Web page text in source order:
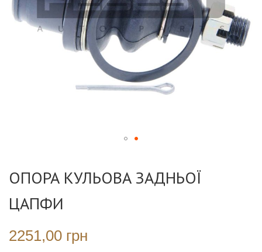
початку
зображень
ОПОРА КУЛЬОВА ЗАДНЬОЇ
ЦАПФИ
2251,00 грн